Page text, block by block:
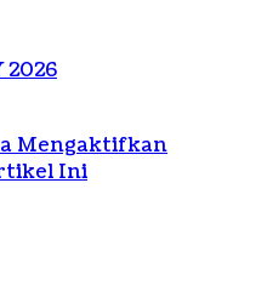
2026
Mengaktifkan
Ini